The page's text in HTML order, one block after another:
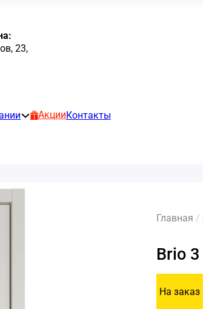
23,
Акции Контакты
Главная /
Brio 3
На заказ